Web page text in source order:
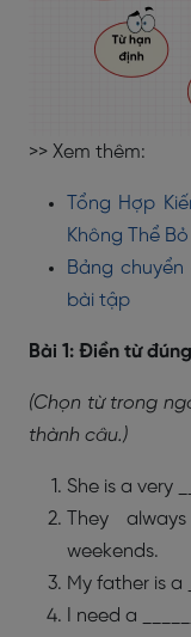
>> Xem thêm:
Tổng Hợp
Không Thể
Bảng
bài tập
Bài 1: Điền từ
(Chọn từ trong
thành câu.)
She is a very
They
weekends.
My father is a
I need a